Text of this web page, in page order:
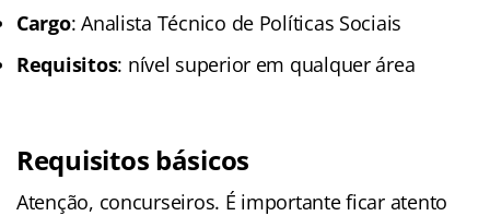
Cargo: Analista Técnico de Políticas Sociais
Requisitos: nível superior em qualquer área
Requisitos básicos
Atenção, concurseiros. É importante ficar atento